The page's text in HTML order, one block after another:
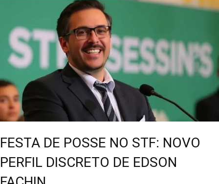
FESTA DE POSSE NO STF: NOVO
PERFIL DISCRETO DE EDSON